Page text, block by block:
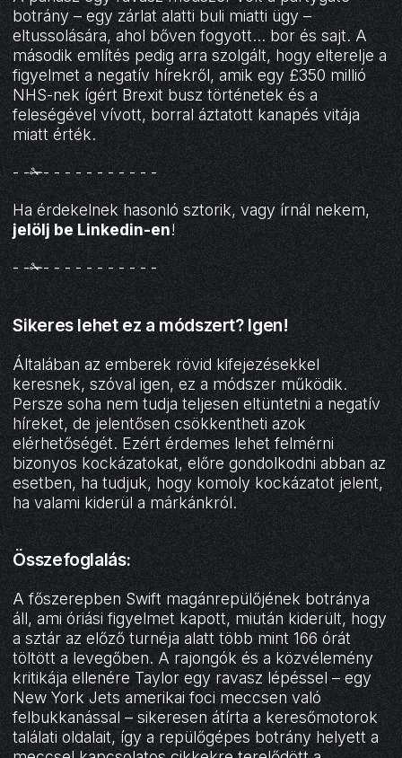
botrány – egy zárlat alatti buli miatti ügy –
eltussolására, ahol bőven fogyott... bor és sajt. A
második említés pedig arra szolgált, hogy elterelje a
figyelmet a negatív hírekről, amik egy £350 millió
NHS-nek ígért Brexit busz történetek és a
feleségével vívott, borral áztatott kanapés vitája
miatt érték.
- -✁- - - - - - - - - - -
Ha érdekelnek hasonló sztorik, vagy írnál nekem,
jelölj be Linkedin-en!
- -✁- - - - - - - - - - -
Sikeres lehet ez a módszert? Igen!
Általában az emberek rövid kifejezésekkel
keresnek, szóval igen, ez a módszer működik.
Persze soha nem tudja teljesen eltüntetni a negatív
híreket, de jelentősen csökkentheti azok
elérhetőségét. Ezért érdemes lehet felmérni
bizonyos kockázatokat, előre gondolkodni abban az
esetben, ha tudjuk, hogy komoly kockázatot jelent,
ha valami kiderül a márkánkról.
Összefoglalás:
A főszerepben Swift magánrepülőjének botránya
áll, ami óriási figyelmet kapott, miután kiderült, hogy
a sztár az előző turnéja alatt több mint 166 órát
töltött a levegőben. A rajongók és a közvélemény
kritikája ellenére Taylor egy ravasz lépéssel – egy
New York Jets amerikai foci meccsen való
felbukkanással – sikeresen átírta a keresőmotorok
találati oldalait, így a repülőgépes botrány helyett a